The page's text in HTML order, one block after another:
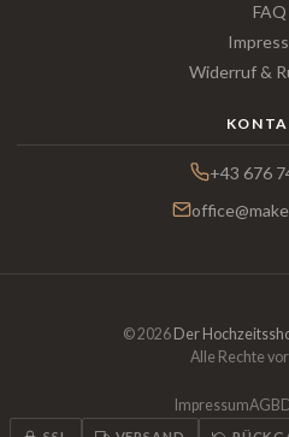
FAQ
Widerruf &
+43 676
© 2026 Der
Alle Rechte
ImpressumAGB